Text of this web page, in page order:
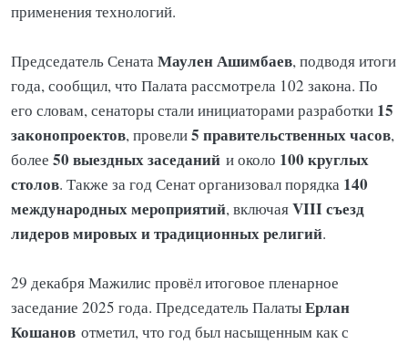
применения технологий.
Председатель СенатаМаулен Ашимбаев, подводя итоги
года, сообщил, что Палата рассмотрела 102 закона. По
его словам, сенаторы стали инициаторами разработки 15
законопроектов, провели5 правительственных часов,
более 50 выездных заседаний и около 100 круглых
столов. Также за год Сенат организовал порядка 140
международных мероприятий, включаяVIII съезд
лидеров мировых и традиционных религий.
29 декабря Мажилис провёл итоговое пленарное
заседание 2025 года. Председатель ПалатыЕрлан
Кошанов отметил, что год был насыщенным как с